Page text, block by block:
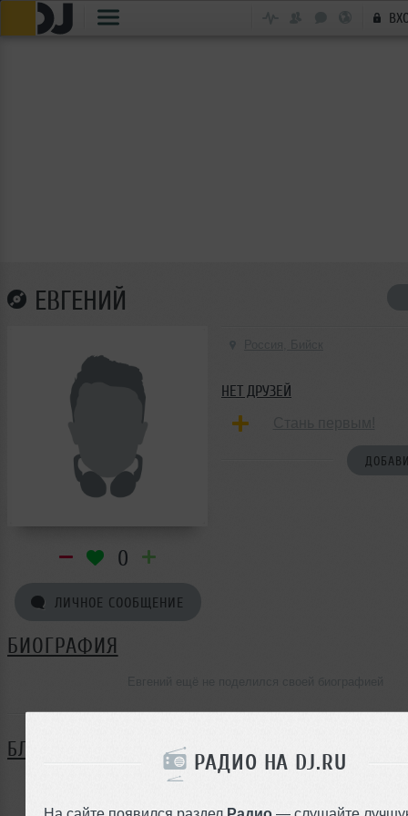
РАДИО НА DJ.RU
На сайте появился раздел Радио — слушайте
ЕВГЕНИЙ
0
ЛИЧНОЕ СООБЩЕНИЕ
НЕТ ДРУЗЕЙ
БИОГРАФИЯ
БЛОГ